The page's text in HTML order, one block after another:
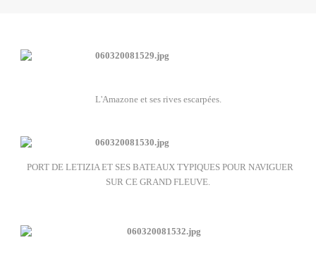
L'Amazone et ses rives escarpées.
PORT DE LETIZIA ET SES BATEAUX TYPIQUES POUR NAVIGUER
SUR CE GRAND FLEUVE.